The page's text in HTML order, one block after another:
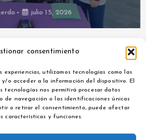
consentimiento
experiencias, utilizamos tecnologías como las
y/o acceder a la información del dispositivo. El
tecnologías nos permitirá procesar datos
de navegación o las identificaciones únicas
o retirar el consentimiento, puede afectar
características y funciones.
julio 15, 2026